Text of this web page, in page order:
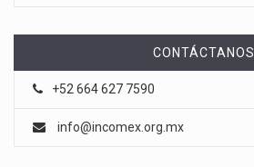
CONTÁCTANOS
+52 664 627 7590
info@incomex.org.mx